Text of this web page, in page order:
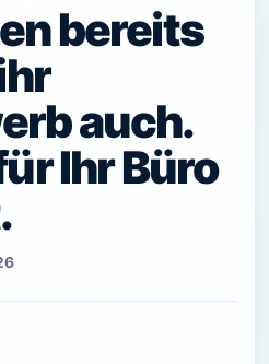
bereits
auch.
Ihr Büro